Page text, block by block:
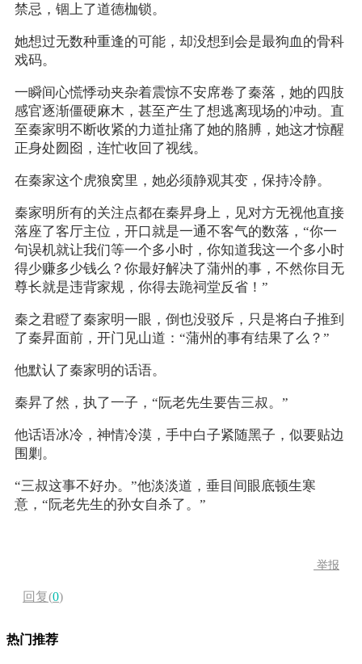
禁忌，锢上了道德枷锁。
她想过无数种重逢的可能，却没想到会是最狗血的骨科
戏码。
一瞬间心慌悸动夹杂着震惊不安席卷了秦落，她的四肢
感官逐渐僵硬麻木，甚至产生了想逃离现场的冲动。直
至秦家明不断收紧的力道扯痛了她的胳膊，她这才惊醒
正身处囫囵，连忙收回了视线。
在秦家这个虎狼窝里，她必须静观其变，保持冷静。
秦家明所有的关注点都在秦昇身上，见对方无视他直接
落座了客厅主位，开口就是一通不客气的数落，“你一
句误机就让我们等一个多小时，你知道我这一个多小时
得少赚多少钱么？你最好解决了蒲州的事，不然你目无
尊长就是违背家规，你得去跪祠堂反省！”
秦之君瞪了秦家明一眼，倒也没驳斥，只是将白子推到
了秦昇面前，开门见山道：“蒲州的事有结果了么？”
他默认了秦家明的话语。
秦昇了然，执了一子，“阮老先生要告三叔。”
他话语冰冷，神情冷漠，手中白子紧随黑子，似要贴边
围剿。
“三叔这事不好办。”他淡淡道，垂目间眼底顿生寒
意，“阮老先生的孙女自杀了。”
举报
回复(0)
热门推荐